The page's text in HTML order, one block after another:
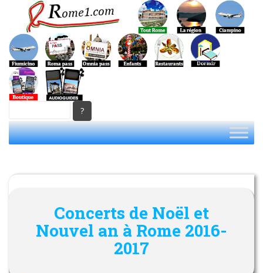
Concerts de Noël et
Nouvel an à Rome 2016-
2017